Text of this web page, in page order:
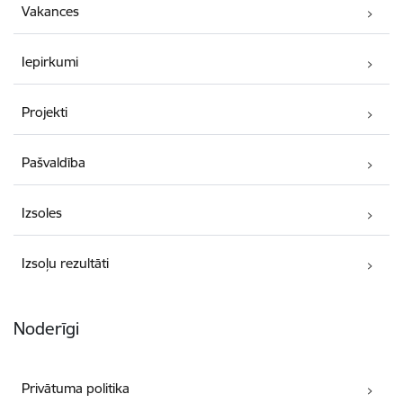
Vakances
Iepirkumi
Projekti
Pašvaldība
Izsoles
Izsoļu rezultāti
Noderīgi
Privātuma politika